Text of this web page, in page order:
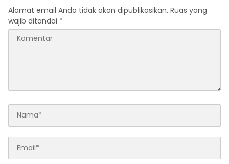
Alamat email Anda tidak akan dipublikasikan. Ruas yang
wajib ditandai *